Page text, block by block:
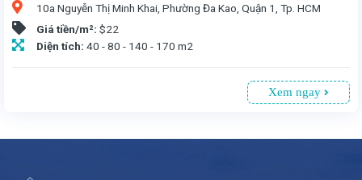
10a Nguyễn Thị Minh Khai, Phường Đa Kao, Quận 1, Tp. HCM
Giá tiền/m²: $22
Diện tích: 40 - 80 - 140 - 170 m2
Xem ngay